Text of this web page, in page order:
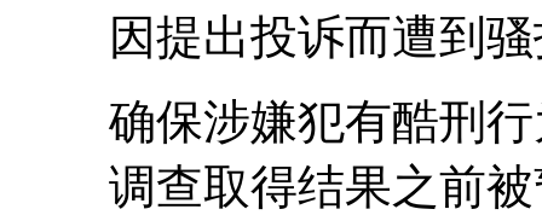
因提出投诉而遭到
确保涉嫌犯有酷刑
调查取得结果之前